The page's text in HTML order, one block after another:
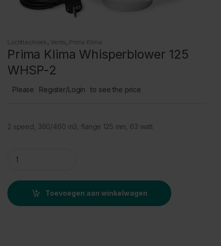
Luchttechniek, Vents, Prima Klima
Prima Klima Whisperblower 125
WHSP-2
Please Register/Login to see the price
2 speed, 360/460 m3, flange 125 mm, 63 watt
Toevoegen aan winkelwagen